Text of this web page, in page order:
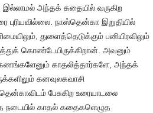
இல்லாமல் அந்தக் கதையில் வருகிற
நாஸ்தென்கா இறுதியில்
துளைத்தெடுக்கும் பனியிரவிலும்
கொண்டேயிருக்கிறான். அவனும்
காதலித்தார்களே, அந்தக்
கனவுலகவாசி
பேசுகிற உரையாடலை
நடையில் காதல் கதைகளெழுத